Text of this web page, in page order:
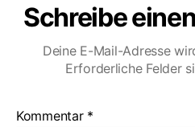
Schreibe
Deine E-Mail-Adresse
Erforderliche Felder
Kommentar *